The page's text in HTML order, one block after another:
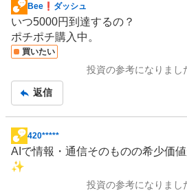
掲
示
板
記
Bee❗️ダッシュ
いつ5000円到達するの？
ポチポチ購入中。
買いたい
投資の参考になりまし
返信
掲
示
板
420*****
AIで情報・ 通信そのものの希少価
✨️
投資の参考になりまし